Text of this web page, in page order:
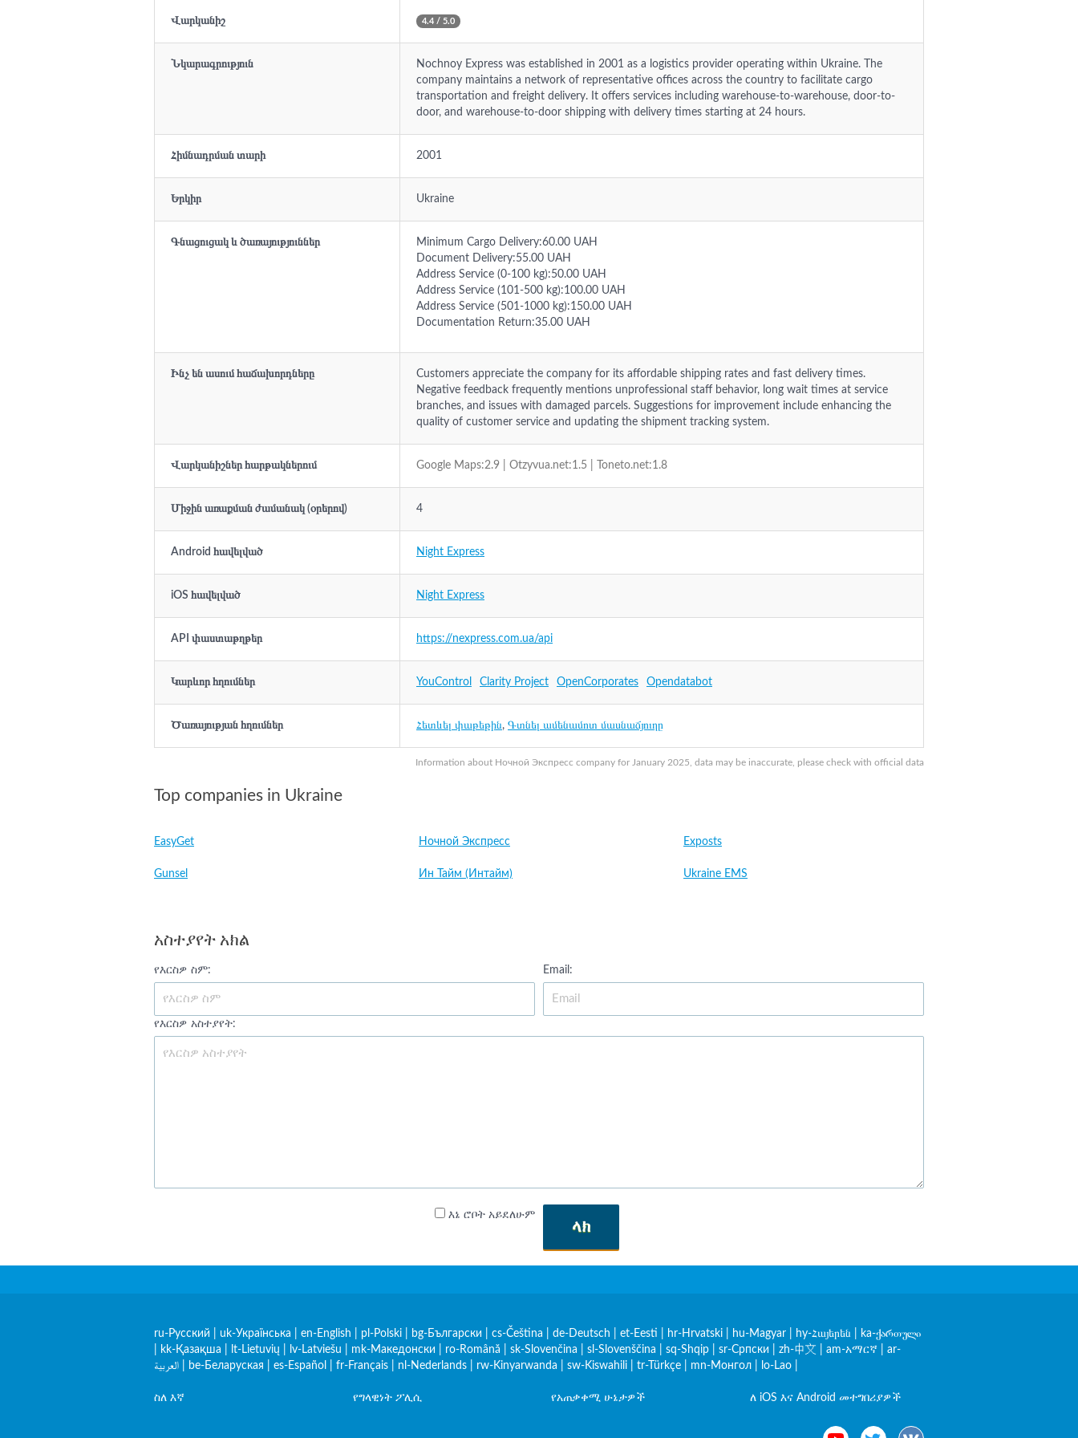
Information about Ночной Экспресс company for January 2025, data may be inaccurate, please check with official data
Վարկանիշ 4.4 / 5.0
Նկարագրություն
Nochnoy Express was established in 2001 as a logistics provider operating within Ukraine. The
company maintains a network of representative offices across the country to facilitate cargo
transportation and freight delivery. It offers services including warehouse-to-warehouse, door-to-
door, and warehouse-to-door shipping with delivery times starting at 24 hours.
Հիմնադրման տարի 2001
Երկիր Ukraine
Գնացուցակ և ծառայություններ
Minimum Cargo Delivery:60.00 UAH
Document Delivery:55.00 UAH
Address Service (0-100 kg):50.00 UAH
Address Service (101-500 kg):100.00 UAH
Address Service (501-1000 kg):150.00 UAH
Documentation Return:35.00 UAH
Ինչ են ասում հաճախորդները
Customers appreciate the company for its affordable shipping rates and fast delivery times.
Negative feedback frequently mentions unprofessional staff behavior, long wait times at service
branches, and issues with damaged parcels. Suggestions for improvement include enhancing the
quality of customer service and updating the shipment tracking system.
Վարկանիշներ հարթակներում Google Maps:2.9 | Otzyvua.net:1.5 | Toneto.net:1.8
Միջին առաքման ժամանակ (օրերով) 4
Android հավելված Night Express
iOS հավելված Night Express
API փաստաթղթեր https://nexpress.com.ua/api
Կարևոր հղումներ YouControl Clarity Project OpenCorporates Opendatabot
Ծառայության հղումներ Հետևել փաթեթին, Գտնել ամենամոտ մասնաճյուղը
Top companies in Ukraine
EasyGet Ночной Экспресс Exposts
Gunsel Ин Тайм (Интайм) Ukraine EMS
አስተያየት አክል
የእርስዎ ስም: Email:
የእርስዎ አስተያየት:
እኔ ሮቦት አይደለሁም
ላክ
ru-Русский uk-Українська en-English pl-Polski bg-Български cs-Čeština de-Deutsch et-Eesti hr-Hrvatski hu-Magyar hy-Հայերեն
ka-ქართული
kk-Қазақша lt-Lietuvių lv-Latviešu mk-Македонски ro-Română sk-Slovenčina sl-Slovenščina sq-Shqip sr-Српски zh-中文 am-አማርኛ
ar-
العربية
be-Беларуская es-Español fr-Français nl-Nederlands rw-Kinyarwanda sw-Kiswahili tr-Türkçe mn-Монгол lo-Lao
ስለ እኛ የግላዊነት ፖሊሲ የአጠቃቀሚ ሁኔታዎች ለ iOS እና Android መተግበሪያዎች